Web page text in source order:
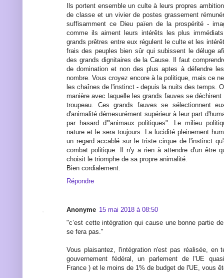
Ils portent ensemble un culte à leurs propres
de classe et un vivier de postes grassement
suffisamment ce Dieu païen de la prospérité -
comme ils aiment leurs intérêts les plus
grands prêtres entre eux régulent le culte et les
frais des peuples bien sûr qui subissent le déluge
des grands dignitaires de la Cause. Il faut
de domination et non des plus aptes à défendre
nombre. Vous croyez encore à la politique, mais ce
les chaînes de l'instinct - depuis la nuits des temps.
manière avec laquelle les grands fauves se
troupeau. Ces grands fauves se sélectionnent
d'animalité démesurément supérieur à leur part
par hasard d'"animaux politiques". Le milieu
nature et le sera toujours. La lucidité pleinement
un regard accablé sur le triste cirque de l'instinct
combat politique. Il n'y a rien à attendre d'un être
choisit le triomphe de sa propre animalité.
Bien cordialement.
Répondre
Anonyme 15 mai 2018 à 08:50
"c’est cette intégration qui cause une bonne partie
se fera pas."
Vous plaisantez, l'intégration n'est pas réalisée, en
gouvernement fédéral, un parlement de l'UE
France ) et le moins de 1% de budget de l'UE, vous